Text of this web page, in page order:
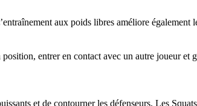
aux poids libres améliore également
entrer en contact avec un autre joueur et
et de contourner les défenseurs. Les